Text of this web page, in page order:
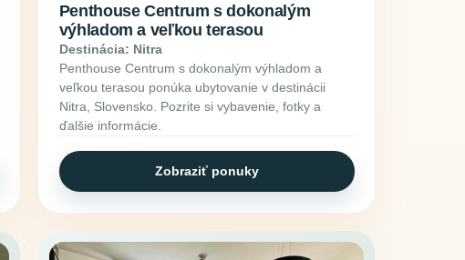
Penthouse Centrum s dokonalým
výhladom a veľkou terasou
Destinácia: Nitra
Penthouse Centrum s dokonalým výhladom a
veľkou terasou ponúka ubytovanie v destinácii
Nitra, Slovensko. Pozrite si vybavenie, fotky a
ďalšie informácie.
Zobraziť ponuky